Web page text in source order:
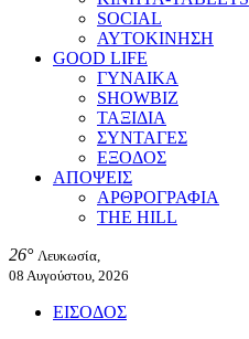
SOCIAL
ΑΥΤΟΚΙΝΗΣΗ
GOOD LIFE
ΓΥΝΑΙΚΑ
SHOWBIZ
ΤΑΞΙΔΙΑ
ΣΥΝΤΑΓΕΣ
ΕΞΟΔΟΣ
ΑΠΟΨΕΙΣ
ΑΡΘΡΟΓΡΑΦΙΑ
THE HILL
26° Λευκωσία,
08 Αυγούστου, 2026
ΕΙΣΟΔΟΣ